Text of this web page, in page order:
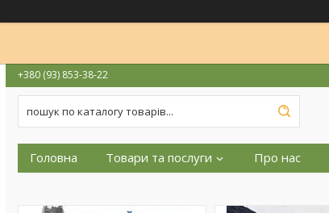
+380 (93) 853-38-22
Головна Товари та послуги Про нас